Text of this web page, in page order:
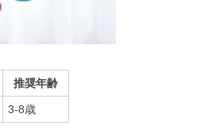
推奨年齢
3-8歳